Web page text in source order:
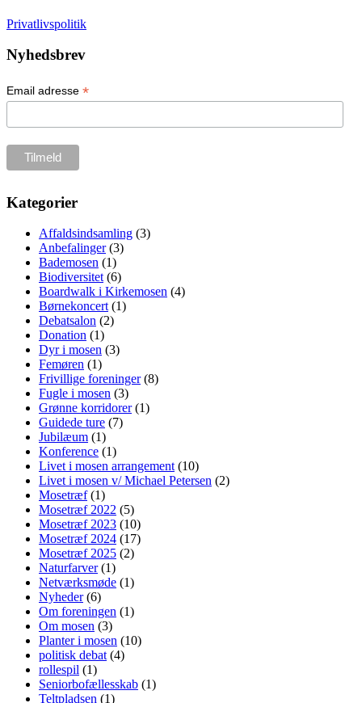
Privatlivspolitik
Nyhedsbrev
Email adresse *
Kategorier
Affaldsindsamling (3)
Anbefalinger(3)
Bademosen (1)
Biodiversitet (6)
Boardwalk i Kirkemosen (4)
Børnekoncert (1)
Debatsalon (2)
Donation (1)
Dyr i mosen (3)
Femøren (1)
Frivillige foreninger(8)
Fugle i mosen (3)
Grønne korridorer(1)
Guidede ture (7)
Jubilæum (1)
Konference (1)
Livet i mosen arrangement (10)
Livet i mosen v/ Michael Petersen (2)
Mosetræf(1)
Mosetræf 2022 (5)
Mosetræf 2023 (10)
Mosetræf 2024 (17)
Mosetræf 2025 (2)
Naturfarver(1)
Netværksmøde (1)
Nyheder(6)
Om foreningen (1)
Om mosen (3)
Planter i mosen (10)
politisk debat (4)
rollespil (1)
Seniorbofællesskab (1)
Teltpladsen (1)